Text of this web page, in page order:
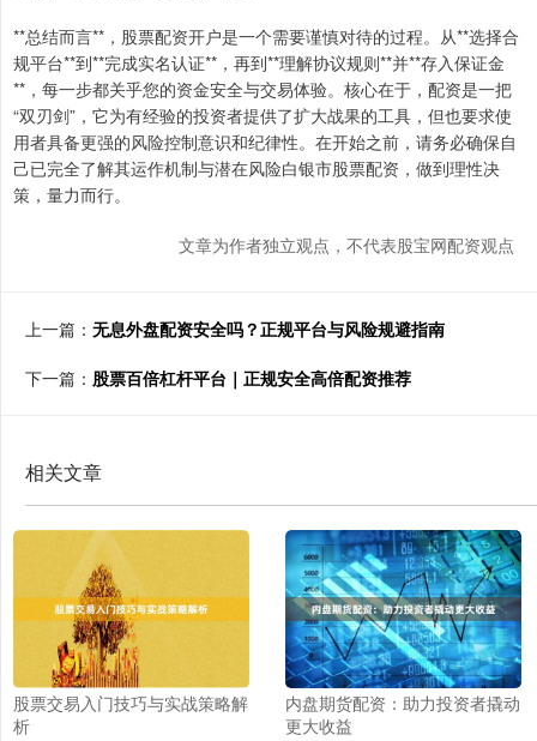
**总结而言**，股票配资开户是一个需要谨慎对待的过程。从**选择合
规平台**到**完成实名认证**，再到**理解协议规则**并**存入保证金
**，每一步都关乎您的资金安全与交易体验。核心在于，配资是一把
“双刃剑”，它为有经验的投资者提供了扩大战果的工具，但也要求使
用者具备更强的风险控制意识和纪律性。在开始之前，请务必确保自
己已完全了解其运作机制与潜在风险白银市股票配资，做到理性决
策，量力而行。
文章为作者独立观点，不代表股宝网配资观点
上一篇： 无息外盘配资安全吗？正规平台与风险规避指南
下一篇： 股票百倍杠杆平台｜正规安全高倍配资推荐
相关文章
股票交易入门技巧与实战策略解
析
内盘期货配资：助力投资者撬动
更大收益